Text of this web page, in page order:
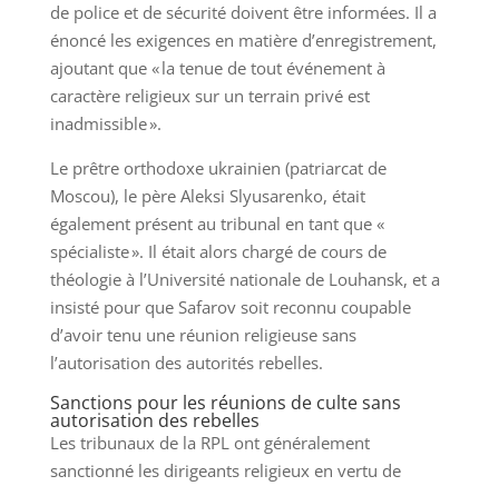
de police et de sécurité doivent être informées. Il a
énoncé les exigences en matière d’enregistrement,
ajoutant que « la tenue de tout événement à
caractère religieux sur un terrain privé est
inadmissible ».
Le prêtre orthodoxe ukrainien (patriarcat de
Moscou), le père Aleksi Slyusarenko, était
également présent au tribunal en tant que «
spécialiste ». Il était alors chargé de cours de
théologie à l’Université nationale de Louhansk, et a
insisté pour que Safarov soit reconnu coupable
d’avoir tenu une réunion religieuse sans
l’autorisation des autorités rebelles.
Sanctions pour les réunions de culte sans
autorisation des rebelles
Les tribunaux de la RPL ont généralement
sanctionné les dirigeants religieux en vertu de